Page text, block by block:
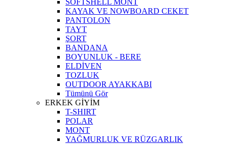
SOFTSHELL MONT
KAYAK VE NOWBOARD CEKET
PANTOLON
TAYT
ŞORT
BANDANA
BOYUNLUK - BERE
ELDİVEN
TOZLUK
OUTDOOR AYAKKABI
Tümünü Gör
ERKEK GİYİM
T-SHIRT
POLAR
MONT
YAĞMURLUK VE RÜZGARLIK